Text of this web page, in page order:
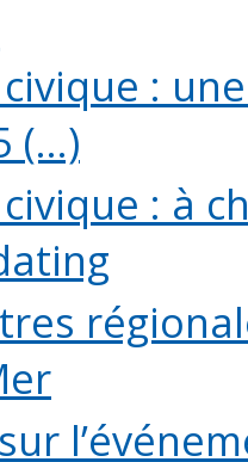
civique :
(...)
: à